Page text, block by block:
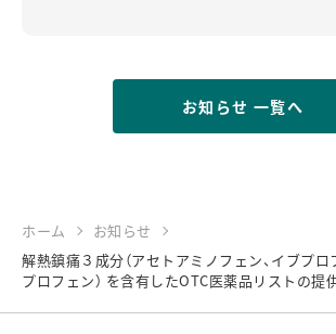
お知らせ 一覧へ
ホーム
お知らせ
解熱鎮痛３成分（アセトアミノフェン、イブプロ
プロフェン） を含有したOTC医薬品リストの提